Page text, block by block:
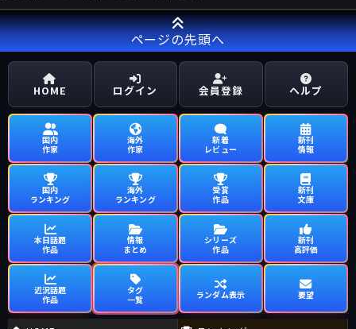
ページの先頭へ
HOME ログイン 会員登録 ヘルプ
国内
作家
海外
作家
新着
レビュー
新刊
情報
国内
ランキング
海外
ランキング
受賞
作品
新刊
文庫
本日話題
作品
情報
まとめ
シリーズ
作品
新刊
高評価
近況話題
作品
タグ
一覧
ランダム表示 要望